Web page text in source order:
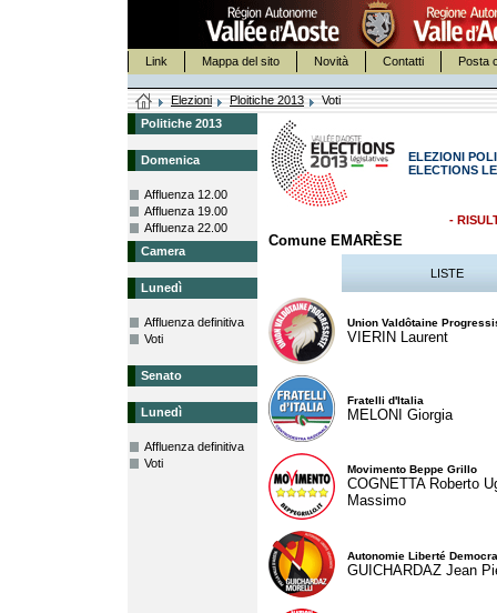
Link Mappa del sito Novità Contatti Posta
Elezioni Ploitiche 2013
Voti
Politiche 2013
Domenica
Affluenza 12.00
Affluenza 19.00
Affluenza 22.00
Camera
Lunedì
Affluenza definitiva
Voti
Senato
Lunedì
Affluenza definitiva
Voti
ELEZIONI
ELECTIONS
-
Comune EMARÈSE
LISTE
Union Valdôtaine
VIERIN Laurent
Fratelli d'Italia
MELONI Giorgia
Movimento Beppe Grillo
COGNETTA Roberto
Massimo
Autonomie Liberté
GUICHARDAZ Jean